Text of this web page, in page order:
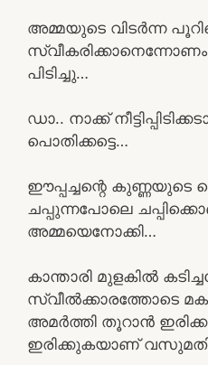
അമ്മയുടെ വിടർന്ന
പിടിച്ചു…
ഡാ.. നാക്ക്
പൊതിക്കട്ടെ…
ഈപ്പച്ചന്റെ കുണ്ണയുടെ
ചപ്പുന്നപോലെ
അമ്മയെനോക്കി…
കാന്താരി മുളകിൽ
സ്വീൽക്കാരത്തോടെ
അമർത്തി തൂറാൻ
ഇരിക്കുകയാണ്